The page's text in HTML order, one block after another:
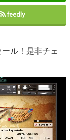
feedly
ル！是非チェ